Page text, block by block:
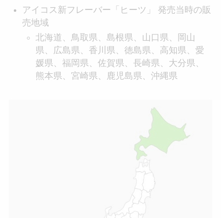
アイコス新フレーバー「ヒーツ」 発売当時の販
売地域
北海道、鳥取県、島根県、山口県、岡山
県、広島県、香川県、徳島県、高知県、愛
媛県、福岡県、佐賀県、長崎県、大分県、
熊本県、宮崎県、鹿児島県、沖縄県